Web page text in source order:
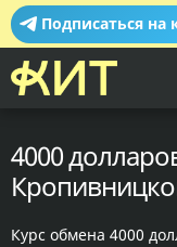
Подписаться на
4000
Курс обмена 4000